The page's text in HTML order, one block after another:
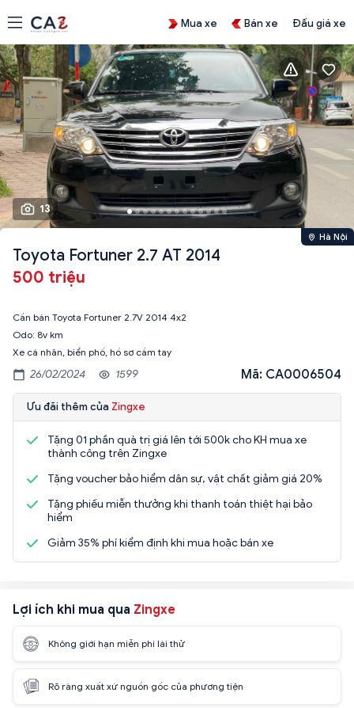
Mua xe Bán xe Đấu giá xe
13
Hà Nội
Toyota Fortuner 2.7 AT 2014
500 triệu
Cần bán Toyota Fortuner 2.7V 2014 4x2
Odo: 8v km
Xe cá nhân, biển phố, hồ sơ cầm tay
26/02/2024 1599 Mã: CA0006504
Ưu đãi thêm của Zingxe
Tặng 01 phần quà trị giá lên tới 500k cho KH mua xe
thành công trên Zingxe
Tặng voucher bảo hiểm dân sự, vật chất giảm giá 20%
Tặng phiếu miễn thưởng khi thanh toán thiệt hại bảo
hiểm
Giảm 35% phí kiểm định khi mua hoặc bán xe
Lợi ích khi mua qua Zingxe
Không giới hạn miễn phí lái thử
Rõ ràng xuất xứ nguồn gốc của phương tiện